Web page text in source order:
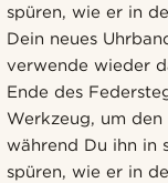
spüren, wie er in
Dein neues
verwende wieder
Ende des
Werkzeug, um den
während Du ihn in
spüren, wie er in